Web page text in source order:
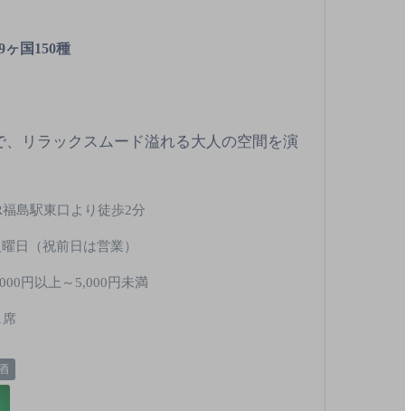
ヶ国150種
リラックスムード溢れる大人の空間を演
福島駅東口より徒歩2分
日（祝前日は営業）
円以上～5,000円未満
席